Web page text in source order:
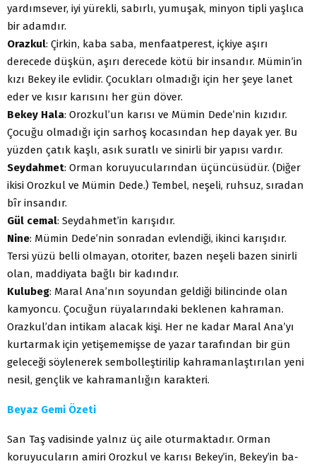
yardımsever, iyi yürekli, sabırlı, yumuşak, minyon tip­li yaşlıca
bir adamdır.
Orazkul: Çirkin, kaba saba, menfaatperest, içkiye aşırı
derecede düşkün, aşırı derecede kötü bir insandır. Mümin’in
kızı Bekey ile evlidir. Çocukları olmadığı için her şeye lanet
eder ve kısır karısını her gün döver.
Bekey Hala: Orozkul’un karısı ve Mümin Dede’nin kızıdır.
Çocuğu olmadığı için sarhoş kocasından hep dayak yer. Bu
yüzden çatık kaşlı, asık suratlı ve sinirli bir yapısı vardır.
Seydahmet: Orman koruyucularından üçüncüsüdür. (Diğer
ikisi Orozkul ve Mümin Dede.) Tembel, neşeli, ruhsuz, sıradan
bîr insandır.
Gül cemal: Seydahmet’in karışıdır.
Nine: Mümin Dede’nin sonradan evlendiği, ikinci karı­şıdır.
Tersi yüzü belli olmayan, otoriter, bazen neşeli bazen si­nirli
olan, maddiyata bağlı bir kadındır.
Kulubeg: Maral Ana’nın soyundan geldiği bilincinde olan
kamyoncu. Çocuğun rüyalarındaki beklenen kahraman.
Orazkul’dan intikam alacak kişi. Her ne kadar Maral Ana’yı
kurtarmak için yetişememişse de yazar tarafından bir gün
geleceği söylenerek sembolleştirilip kahramanlaştırılan yeni
nesil, gençlik ve kahramanlığın karakteri.
Beyaz Gemi Özeti
San Taş vadisinde yalnız üç aile oturmaktadır. Orman
koruyucuların amiri Orozkul ve karısı Bekey’in, Bekey’in ba­